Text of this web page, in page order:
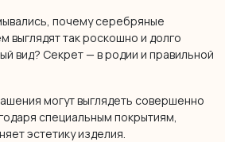
почему серебряные
выглядят так роскошно и долго
вид? Секрет — в родии и правильной
могут выглядеть совершенно
специальным покрытиям,
эстетику изделия.